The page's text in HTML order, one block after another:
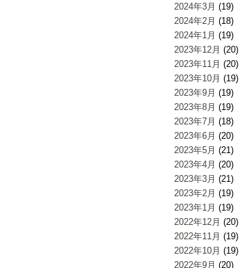
2024年3月 (19)
2024年2月 (18)
2024年1月 (19)
2023年12月 (20)
2023年11月 (20)
2023年10月 (19)
2023年9月 (19)
2023年8月 (19)
2023年7月 (18)
2023年6月 (20)
2023年5月 (21)
2023年4月 (20)
2023年3月 (21)
2023年2月 (19)
2023年1月 (19)
2022年12月 (20)
2022年11月 (19)
2022年10月 (19)
2022年9月 (20)